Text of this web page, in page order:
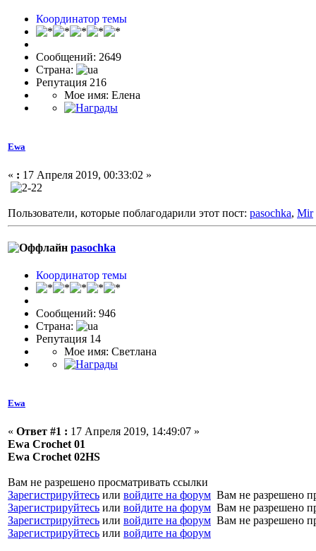
Координатор темы
Сообщений: 2649
Страна:
Репутация 216
Мое имя: Елена
Ewa
« : 17 Апреля 2019, 00:33:02 »
Пользователи, которые поблагодарили этот пост: pasochka, Mir
pasochka
Координатор темы
Сообщений: 946
Страна:
Репутация 14
Мое имя: Светлана
Ewa
« Ответ #1 : 17 Апреля 2019, 14:49:07 »
Ewa Crochet 01
Ewa Crochet 02HS
Вам не разрешено просматривать ссылки
Зарегистрируйтесь или войдите на форум Вам не разрешено
Зарегистрируйтесь или войдите на форум Вам не разрешено
Зарегистрируйтесь или войдите на форум Вам не разрешено
Зарегистрируйтесь или войдите на форум